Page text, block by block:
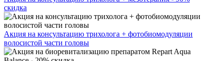
скидка
Акция на консультацию трихолога + фотобиомодуляции
волосистой части головы